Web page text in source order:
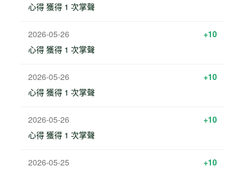
心得 獲得 1 次掌聲
2026-05-26
+10
心得 獲得 1 次掌聲
2026-05-26
+10
心得 獲得 1 次掌聲
2026-05-26
+10
心得 獲得 1 次掌聲
2026-05-25
+10